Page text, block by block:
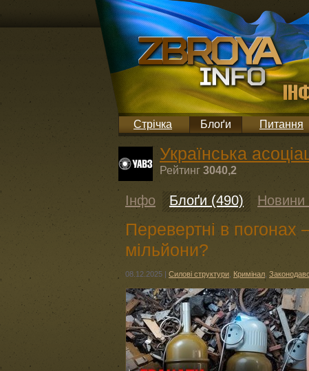
Стрічка Блоґи Питання
Українська
Рейтинг 3040,2
Інфо Блоґи (490) Новини
Перевертні в погонах
мільйони?
08.12.2025 | Силові структури Кримінал